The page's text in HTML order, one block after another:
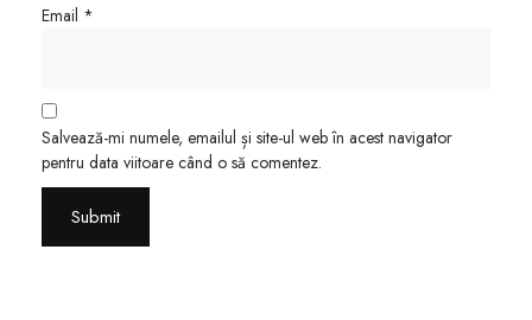
Email *
Salvează-mi numele, emailul și site-ul web în acest navigator
pentru data viitoare când o să comentez.